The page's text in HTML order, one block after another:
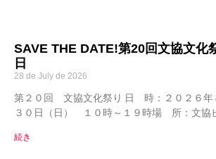
SAVE THE DATE!第20回文協文化
日
28 de July de 2026
第２０回 文協文化祭り 日 時：２０２６年
３０日（日） １０時～１９時場 所：文協
続き